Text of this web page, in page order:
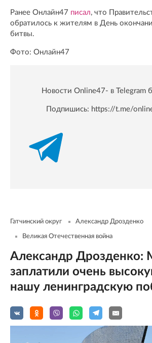
Ранее Онлайн47 писал, что
обратилось к жителям в День
битвы.
Фото: Онлайн47
Новости Online47- в Telegram
Подпишись: https://t.me/
Гатчинский округ Александр Дрозденко
Великая Отечественная война
Александр Дрозденко:
заплатили очень
нашу ленинградскую